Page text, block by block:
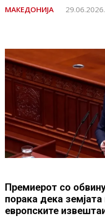
МАКЕДОНИЈА 29.06.2026.
Премиерот со
порака дека
европските